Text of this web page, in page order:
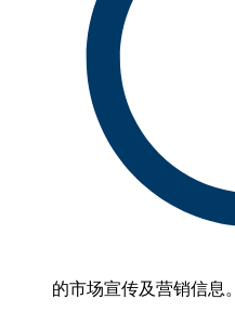
的市场宣传及营销信息。